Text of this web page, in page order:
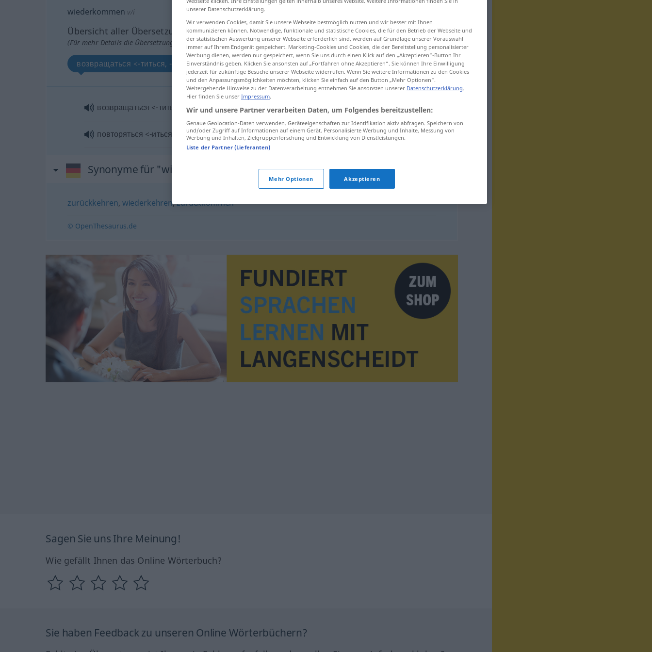
wiederkommen v/i
Übersicht aller Übersetzungen
(Für mehr Details die Übersetzung anklicken/antippen)
возвращаться <-титься, -щусь> повторяться <-иться >
возвращаться <-титься, -щусь> wiederkommen
повторяться <-иться > wiederkommensich wiederholen
Synonyme für "wiederkommen"
zurückkehren, wiederkehren,zurückkommen
© OpenThesaurus.de
Sagen Sie uns Ihre Meinung!
Wie gefällt Ihnen das Online Wörterbuch?
Sie haben Feedback zu unseren Online Wörterbüchern?
unserer Datenschutzerklärung.
Wir verwenden Cookies, damit Sie unsere Webseite bestmöglich nutzen und wir besser mit Ihnen
kommunizieren können. Notwendige, funktionale und statistische Cookies, die für den Betrieb der Webseite und
der statistischen Auswertung unserer Webseite erforderlich sind, werden auf Grundlage unserer Vorauswahl
immer auf Ihrem Endgerät gespeichert. Marketing-Cookies und Cookies, die der Bereitstellung personalisierter
Werbung dienen, werden nur gespeichert, wenn Sie uns durch einen Klick auf den „Akzeptieren“-Button Ihr
Einverständnis geben. Klicken Sie ansonsten auf „Fortfahren ohne Akzeptieren“. Sie können Ihre Einwilligung
jederzeit für zukünftige Besuche unserer Webseite widerrufen. Wenn Sie weitere Informationen zu den Cookies
und den Anpassungsmöglichkeiten möchten, klicken Sie einfach auf den Button „Mehr Optionen“.
Weitergehende Hinweise zu der Datenverarbeitung entnehmen Sie ansonsten unserer Datenschutzerklärung.
Hier finden Sie unser Impressum.
Wir und unsere Partner verarbeiten Daten, um Folgendes bereitzustellen:
Genaue Geolocation-Daten verwenden. Geräteeigenschaften zur Identifikation aktiv abfragen. Speichern von
und/oder Zugriff auf Informationen auf einem Gerät. Personalisierte Werbung und Inhalte, Messung von
Werbung und Inhalten, Zielgruppenforschung und Entwicklung von Dienstleistungen.
Liste der Partner (Lieferanten)
Mehr Optionen Akzeptieren